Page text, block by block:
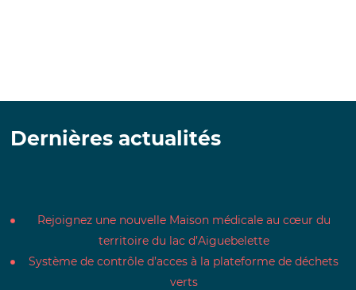
Dernières actualités
Rejoignez une nouvelle Maison médicale au cœur du
territoire du lac d’Aiguebelette
Système de contrôle d’acces à la plateforme de déchets
verts